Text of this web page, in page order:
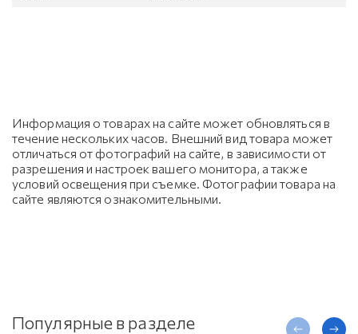
Информация о товарах на сайте может обновляться в
течение нескольких часов. Внешний вид товара может
отличаться от фотографий на сайте, в зависимости от
разрешения и настроек вашего монитора, а также
условий освещения при съемке. Фотографии товара на
сайте являются ознакомительными.
Популярные в разделе